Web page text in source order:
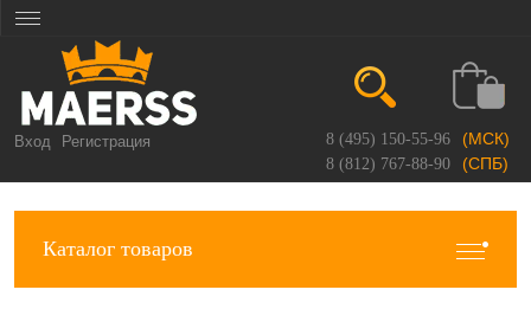
Вход Регистрация 8 (495) 150-55-96 (МСК)
8 (812) 767-88-90 (СПБ)
Каталог товаров